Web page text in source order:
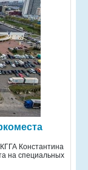
Константина
на специальных